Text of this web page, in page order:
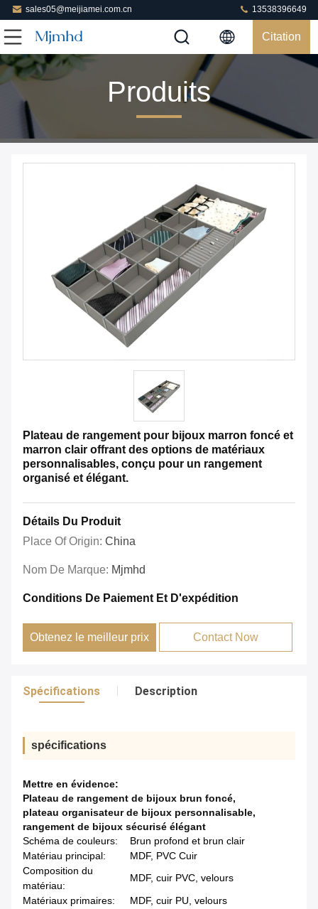
sales05@meijiamei.com.cn 13538396649
Citation
Produits
Plateau de rangement pour bijoux marron foncé et
marron clair offrant des options de matériaux
personnalisables, conçu pour un rangement
organisé et élégant.
Détails Du Produit
Place Of Origin: China
Nom De Marque: Mjmhd
Conditions De Paiement Et D'expédition
Obtenez le meilleur prix Contact Now
Spécifications Description
spécifications
Mettre en évidence:
Plateau de rangement de bijoux brun foncé,
plateau organisateur de bijoux personnalisable,
rangement de bijoux sécurisé élégant
Schéma de couleurs:
Brun profond et brun clair
Matériau principal:
MDF, PVC Cuir
Composition du
matériau:
MDF, cuir PVC, velours
Matériaux primaires:
MDF, cuir PU, velours